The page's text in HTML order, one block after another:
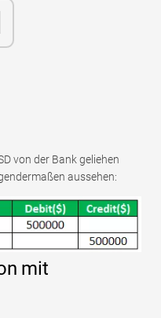
von der Bank geliehen
aussehen:
mit